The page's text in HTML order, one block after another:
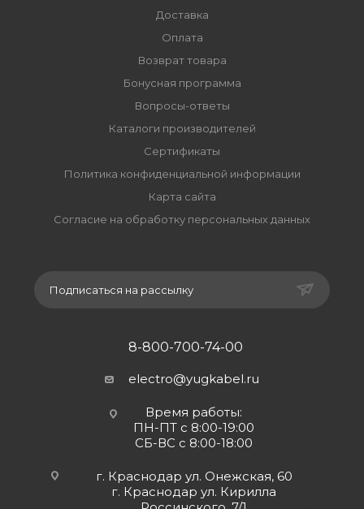
Доставка
Оплата
Возврат товара
Бонусная программа
Вопросы-ответы
Каталоги производителей
Сертификаты
Политика конфиденциальной информации
Карта сайта
Согласие на обработку персональных данных
Подписаться на рассылку
8-800-700-74-00
electro@yugkabel.ru
Время работы:
ПН-ПТ с 8:00-19:00
СБ-ВС с 8:00-18:00
г. Краснодар ул. Онежская, 60
г. Краснодар ул. Кирилла